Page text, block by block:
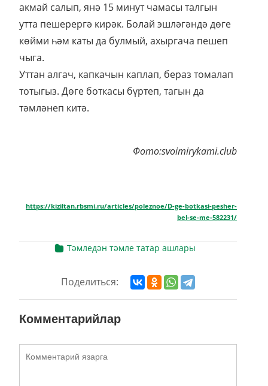
акмай салып, янә 15 минут чамасы талгын
утта пешерергә кирәк. Болай эшләгәндә дөге
көйми һәм каты да булмый, ахыргача пешеп
чыга.
Уттан алгач, капкачын каплап, бераз томалап
тотыгыз. Дөге боткасы бүртеп, тагын да
тәмләнеп китә.
Фото:svoimirykami.club
https://kiziltan.rbsmi.ru/articles/poleznoe/D-ge-botkasi-pesher-
bel-se-me-582231/
Тәмледән тәмле татар ашлары
Поделиться:
Комментарийлар